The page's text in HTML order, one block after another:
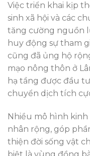
Việc triển khai kịp
sinh xã hội và các
tăng cường nguồn
huy động sự tham
cũng đã ủng hộ
mạo nông thôn ở
hạ tầng được đầu
chuyển dịch tích
Nhiều mô hình
nhân rộng, góp
thiện đời sống vật